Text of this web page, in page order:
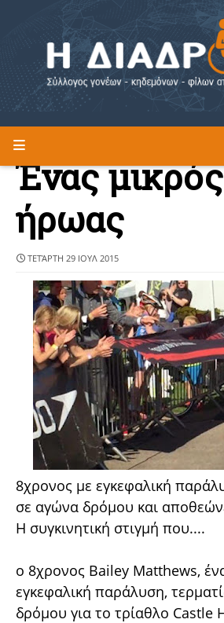
Η ΔΙΑΔΡΟΜΗ
Ένας μικρός
ήρωας
ΤΕΤΆΡΤΗ 29 ΙΟΥΛ 2015
8χρονος με εγκεφαλική
σε αγώνα δρόμου και
Η συγκινητική στιγμή που....
ο 8χρονος Bailey Matthews,
εγκεφαλική παράλυση,
δρόμου για το τρίαθλο Castle